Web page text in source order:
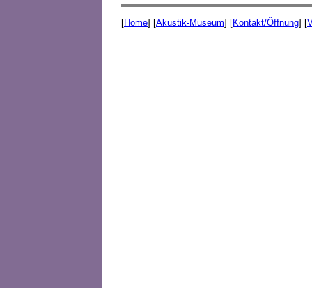
[Home] [Akustik-Museum] [Kontakt/Öffnung] [